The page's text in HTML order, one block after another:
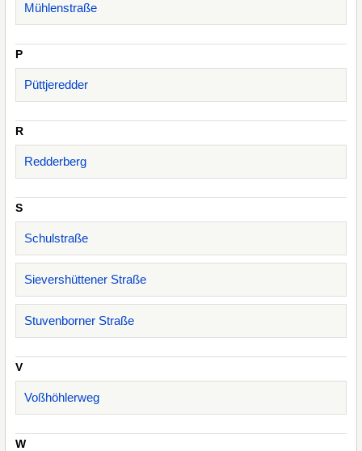
Mühlenstraße
P
Püttjeredder
R
Redderberg
S
Schulstraße
Sievershüttener Straße
Stuvenborner Straße
V
Voßhöhlerweg
W